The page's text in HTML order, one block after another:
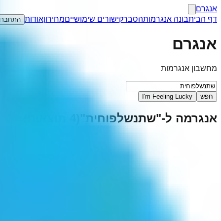
אנגרם
דף הביתבונה אנגרמותהסברקישורים שימושייםמחירוןאודות
אנגרם
מחשבון אנגרמות
חפש I'm Feeling Lucky
אנגרמה ל-"שתנשלפוחית